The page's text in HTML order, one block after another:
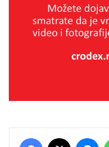
Facebook